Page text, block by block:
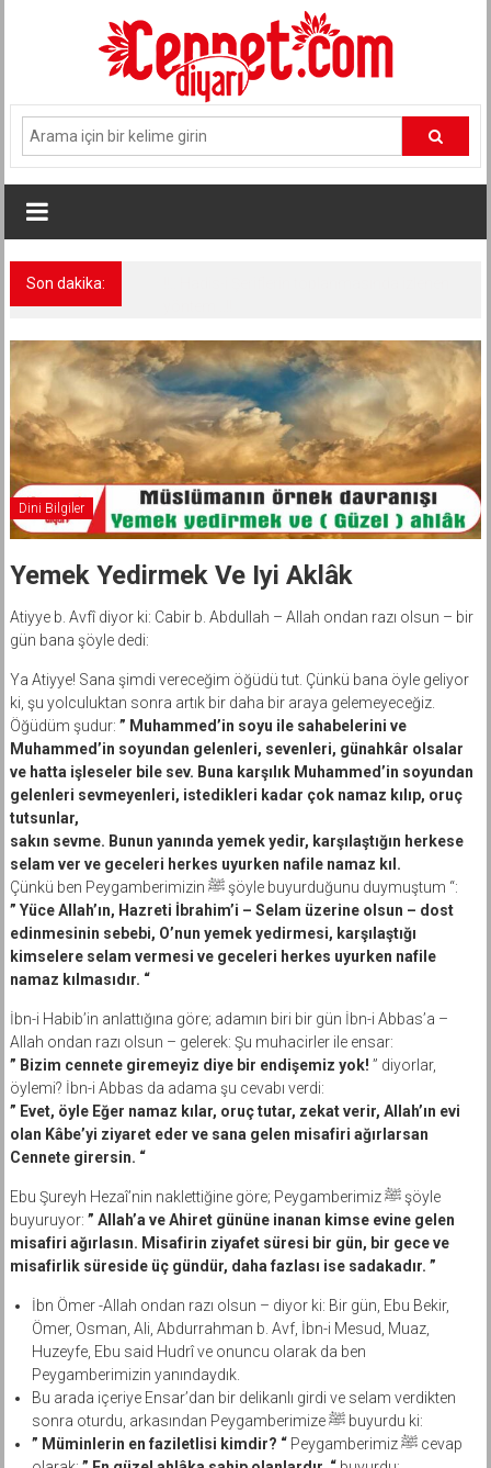
Son dakika:
Dini Bilgiler
Yemek Yedirmek Ve Iyi Aklâk
gün bana şöyle dedi:
ki, şu yolculuktan sonra artık bir daha bir araya gelemeyeceğiz.
Öğüdüm şudur:” Muhammed’in soyu ile sahabelerini ve
Muhammed’in soyundan gelenleri, sevenleri, günahkâr olsalar
ve hatta işleseler bile sev. Buna karşılık Muhammed’in soyundan
gelenleri sevmeyenleri, istedikleri kadar çok namaz kılıp, oruç
tutsunlar,
sakın sevme. Bunun yanında yemek yedir, karşılaştığın herkese
selam ver ve geceleri herkes uyurken nafile namaz kıl.
Çünkü ben Peygamberimizin ﷺ şöyle buyurduğunu duymuştum “:
” Yüce Allah’ın, Hazreti İbrahim’i – Selam üzerine olsun – dost
edinmesinin sebebi, O’nun yemek yedirmesi, karşılaştığı
kimselere selam vermesi ve geceleri herkes uyurken nafile
namaz kılmasıdır. “
Allah ondan razı olsun – gelerek: Şu muhacirler ile ensar:
” Bizim cennete giremeyiz diye bir endişemiz yok!” diyorlar,
öylemi? İbn-i Abbas da adama şu cevabı verdi:
” Evet, öyle Eğer namaz kılar, oruç tutar, zekat verir, Allah’ın evi
olan Kâbe’yi ziyaret eder ve sana gelen misafiri ağırlarsan
Cennete girersin. “
buyuruyor: ” Allah’a ve Ahiret gününe inanan kimse evine gelen
misafiri ağırlasın. Misafirin ziyafet süresi bir gün, bir gece ve
misafirlik süreside üç gündür, daha fazlası ise sadakadır. ”
İbn Ömer -Allah ondan razı olsun – diyor ki: Bir gün, Ebu Bekir,
Ömer, Osman, Ali, Abdurrahman b. Avf, İbn-i Mesud, Muaz,
Huzeyfe, Ebu said Hudrî ve onuncu olarak da ben
Peygamberimizin yanındaydık.
Bu arada içeriye Ensar’dan bir delikanlı girdi ve selam verdikten
sonra oturdu, arkasından Peygamberimize ﷺ buyurdu ki:
” Müminlerin en faziletlisi kimdir? “ Peygamberimiz ﷺ cevap
olarak:” En güzel ahlâka sahip olanlardır. “ buyurdu;